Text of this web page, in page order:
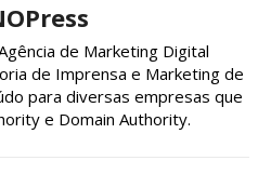
de Marketing Digital
de Imprensa e Marketing de
para diversas empresas que
e Domain Authority.